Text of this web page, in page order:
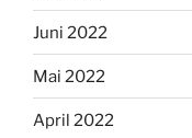
Juni 2022
Mai 2022
April 2022